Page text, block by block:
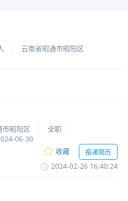
云南省昭通市昭阳区
市昭阳区
全职
06-30
收藏
投递简历
2024-02-2616:40:24